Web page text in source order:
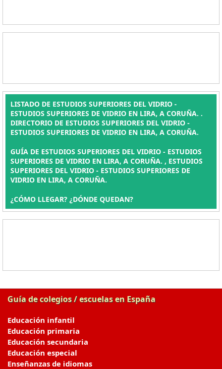
LISTADO DE ESTUDIOS SUPERIORES DEL VIDRIO -
ESTUDIOS SUPERIORES DE VIDRIO EN LIRA, A CORUÑA. .
DIRECTORIO DE ESTUDIOS SUPERIORES DEL VIDRIO -
ESTUDIOS SUPERIORES DE VIDRIO EN LIRA, A CORUÑA.
GUÍA DE ESTUDIOS SUPERIORES DEL VIDRIO - ESTUDIOS
SUPERIORES DE VIDRIO EN LIRA, A CORUÑA. , ESTUDIOS
SUPERIORES DEL VIDRIO - ESTUDIOS SUPERIORES DE
VIDRIO EN LIRA, A CORUÑA.
¿CÓMO LLEGAR? ¿DÓNDE QUEDAN?
Guía de colegios / escuelas en España
Educación infantil
Educación primaria
Educación secundaria
Educación especial
Enseñanzas de idiomas